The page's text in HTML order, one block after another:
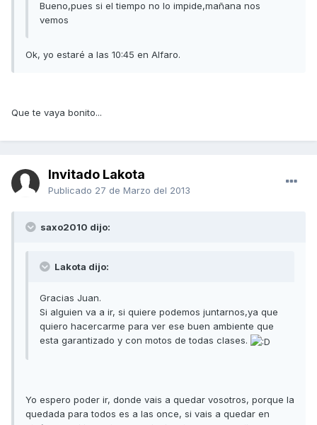
Bueno,pues si el tiempo no lo impide,mañana nos
vemos
Ok, yo estaré a las 10:45 en Alfaro.
Que te vaya bonito...
Invitado Lakota
Publicado 27 de Marzo del 2013
saxo2010 dijo:
Lakota dijo:
Gracias Juan.
Si alguien va a ir, si quiere podemos juntarnos,ya que
quiero hacercarme para ver ese buen ambiente que
esta garantizado y con motos de todas clases.
Yo espero poder ir, donde vais a quedar vosotros, porque la
quedada para todos es a las once, si vais a quedar en